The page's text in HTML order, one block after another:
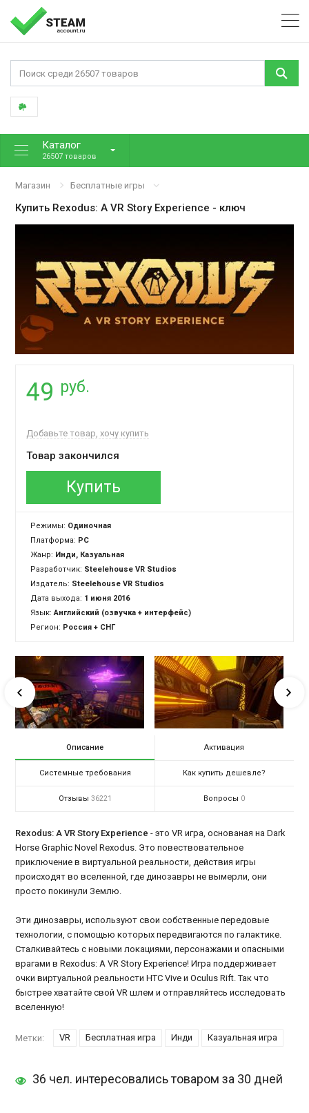
Каталог
26507 товаров
Магазин Бесплатные игры
Купить Rexodus: A VR Story Experience - ключ
49 руб.
Добавьте товар, хочу купить
Товар закончился
Купить
Режимы: Одиночная
Платформа: PC
Жанр: Инди, Казуальная
Разработчик: Steelehouse VR Studios
Издатель: Steelehouse VR Studios
Дата выхода: 1 июня 2016
Язык:Английский (озвучка + интерфейс)
Регион: Россия + СНГ
Описание Активация
Системные требования Как купить дешевле?
Отзывы 36221 Вопросы 0
Rexodus: A VR Story Experience - это VR игра, основаная на Dark
Horse Graphic Novel Rexodus. Это повествовательное
приключение в виртуальной реальности, действия игры
происходят во вселенной, где динозавры не вымерли, они
просто покинули Землю.
Эти динозавры, используют свои собственные передовые
технологии, с помощью которых передвигаются по галактике.
Сталкивайтесь с новыми локациями, персонажами и опасными
врагами в Rexodus: A VR Story Experience! Игра поддерживает
очки виртуальной реальности HTC Vive и Oculus Rift. Так что
быстрее хватайте свой VR шлем и отправляйтесь исследовать
вселенную!
Метки: VR Бесплатная игра Инди Казуальная игра
36 чел. интересовались товаром за 30 дней